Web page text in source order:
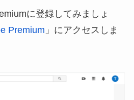
に登録してみましょ
Premium 」にアクセスしま